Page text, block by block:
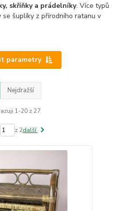
skříňky a prádelníky. Více typů
šuplíky z přírodního ratanu v
parametry
Nejdražší
1-20 z 27
z 2další